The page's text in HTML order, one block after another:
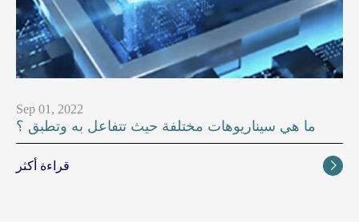
Sep 01, 2022
ما هي سيناريوهات مختلفة حيث تتفاعل به وتطبق ؟
قراءة أكثر 